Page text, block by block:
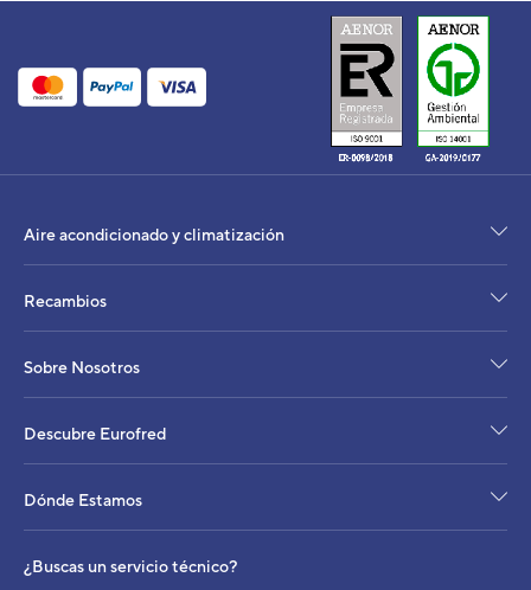
Código:
Ref. fabricante:
AOWD-MB-AT10
Aire acondicionado y climatización
Recambios
Sobre Nosotros
Descubre Eurofred
Dónde Estamos
¿Buscas un servicio técnico?